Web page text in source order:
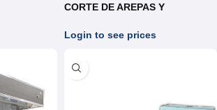
CORTE DE AREPAS Y
Login to see prices